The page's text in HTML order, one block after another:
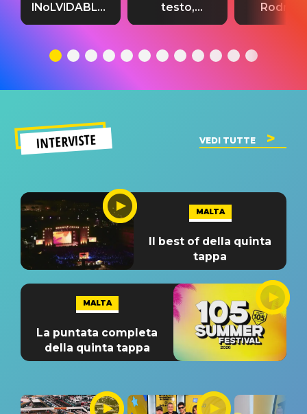
INoLVIDABLE”:
testo,
significato
testo,
traduzione e
del singolo
testo,
INTERVISTE VEDI TUTTE
MALTA
Il best of della quinta
tappa
MALTA
La puntata completa
della quinta tappa